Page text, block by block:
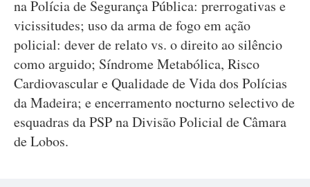
na Polícia de Segurança Pública: prerrogativas e
vicissitudes; uso da arma de fogo em ação
policial: dever de relato vs. o direito ao silêncio
como arguido; Síndrome Metabólica, Risco
Cardiovascular e Qualidade de Vida dos Polícias
da Madeira; e encerramento nocturno selectivo de
esquadras da PSP na Divisão Policial de Câmara
de Lobos.